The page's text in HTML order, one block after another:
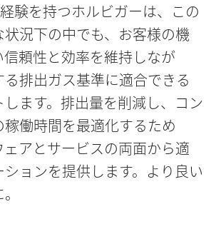
験を持つホルビガーは、この
状況下の中でも、お客様の機
頼性と効率を維持しなが
る排出ガス基準に適合できる
します。排出量を削減し、コン
稼働時間を最適化するため
アとサービスの両面から適
ョンを提供します。より良い